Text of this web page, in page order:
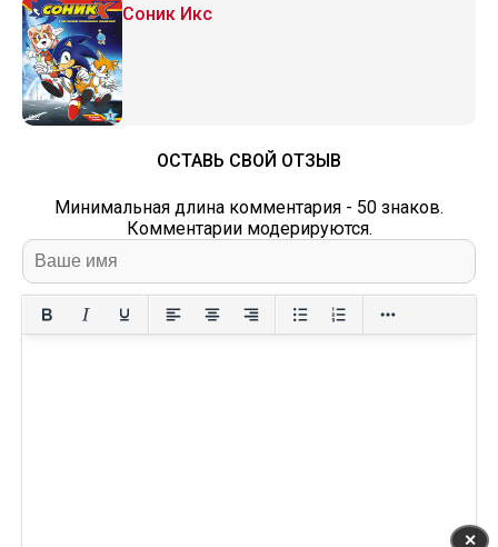
Соник Икс
ОСТАВЬ СВОЙ ОТЗЫВ
Минимальная длина комментария - 50 знаков.
Комментарии модерируются.
✕